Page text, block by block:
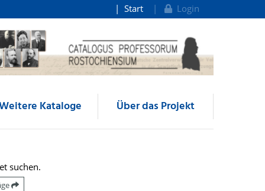
Start Login
Kataloge Über das Projekt
suchen.